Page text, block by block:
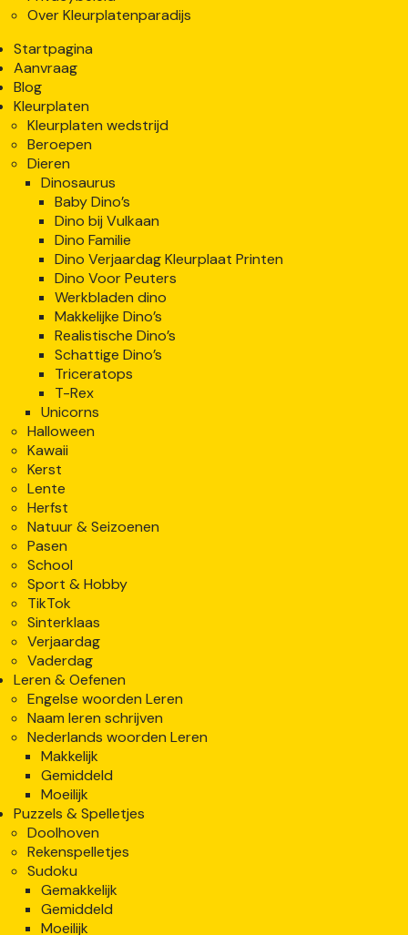
Over Kleurplatenparadijs
Startpagina
Aanvraag
Blog
Kleurplaten
Kleurplaten wedstrijd
Beroepen
Dieren
Dinosaurus
Baby Dino’s
Dino bij Vulkaan
Dino Familie
Dino Verjaardag Kleurplaat Printen
Dino Voor Peuters
Werkbladen dino
Makkelijke Dino’s
Realistische Dino’s
Schattige Dino’s
Triceratops
T-Rex
Unicorns
Halloween
Kawaii
Kerst
Lente
Herfst
Natuur & Seizoenen
Pasen
School
Sport & Hobby
TikTok
Sinterklaas
Verjaardag
Vaderdag
Leren & Oefenen
Engelse woorden Leren
Naam leren schrijven
Nederlands woorden Leren
Makkelijk
Gemiddeld
Moeilijk
Puzzels & Spelletjes
Doolhoven
Rekenspelletjes
Sudoku
Gemakkelijk
Gemiddeld
Moeilijk